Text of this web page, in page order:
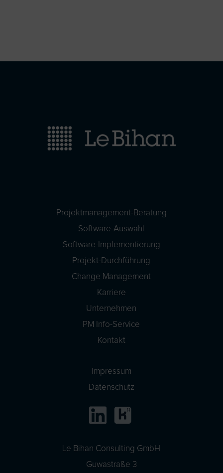
Le Bihan Consulting GmbH
Guwastraße 3
Projektmanagement-Beratung
Software-Auswahl
Software-Implementierung
Projekt-Durchführung
Change Management
Karriere
Unternehmen
PM Info-Service
Kontakt
Impressum
Datenschutz